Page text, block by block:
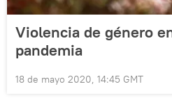
Violencia de género
pandemia
18 de mayo 2020, 14:45 GMT